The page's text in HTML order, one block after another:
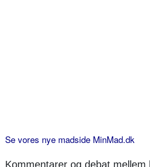
Se vores nye madside MinMad.dk
Kommentarer og debat